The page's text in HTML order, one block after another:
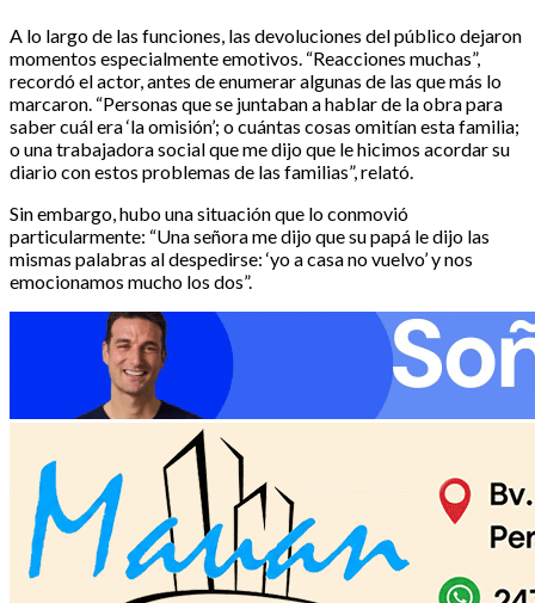
A lo largo de las funciones, las devoluciones del público dejaron
momentos especialmente emotivos. “Reacciones muchas”,
recordó el actor, antes de enumerar algunas de las que más lo
marcaron. “Personas que se juntaban a hablar de la obra para
saber cuál era ‘la omisión’; o cuántas cosas omitían esta familia;
o una trabajadora social que me dijo que le hicimos acordar su
diario con estos problemas de las familias”, relató.
Sin embargo, hubo una situación que lo conmovió
particularmente: “Una señora me dijo que su papá le dijo las
mismas palabras al despedirse: ‘yo a casa no vuelvo’ y nos
emocionamos mucho los dos”.